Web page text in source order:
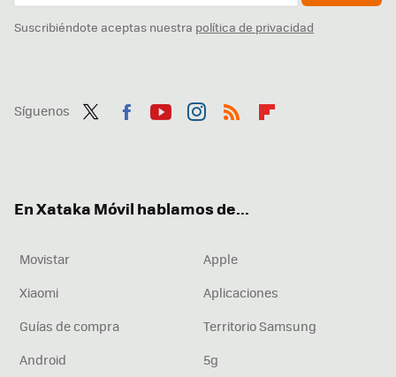
Suscribiéndote aceptas nuestra política de privacidad
Síguenos
En Xataka Móvil hablamos de...
Movistar
Apple
Xiaomi
Aplicaciones
Guías de compra
Territorio Samsung
Android
5g